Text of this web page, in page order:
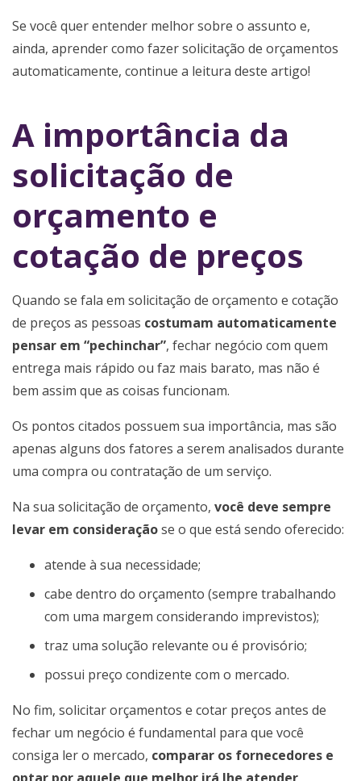
Se você quer entender melhor sobre o assunto e,
ainda, aprender como fazer solicitação de orçamentos
automaticamente, continue a leitura deste artigo!
A importância da
solicitação de
orçamento e
cotação de preços
Quando se fala em solicitação de orçamento e cotação
de preços as pessoas costumam automaticamente
pensar em “pechinchar”, fechar negócio com quem
entrega mais rápido ou faz mais barato, mas não é
bem assim que as coisas funcionam.
Os pontos citados possuem sua importância, mas são
apenas alguns dos fatores a serem analisados durante
uma compra ou contratação de um serviço.
Na sua solicitação de orçamento, você deve sempre
levar em consideraçãose o que está sendo oferecido:
atende à sua necessidade;
cabe dentro do orçamento (sempre trabalhando
com uma margem considerando imprevistos);
traz uma solução relevante ou é provisório;
possui preço condizente com o mercado.
No fim, solicitar orçamentos e cotar preços antes de
fechar um negócio é fundamental para que você
consiga ler o mercado, comparar os fornecedores e